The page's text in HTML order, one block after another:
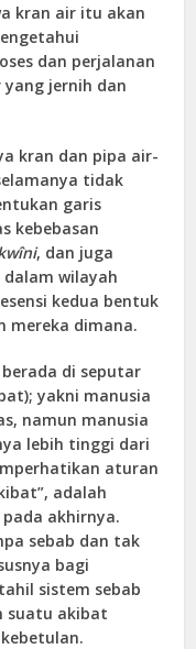
kran air itu akan
dan perjalanan
jernih dan
kran dan pipa air-
tidak
garis
kebebasan
, dan juga
wilayah
kedua bentuk
mereka dimana.
di seputar
yakni manusia
namun manusia
lebih tinggi dari
aturan
adalah
akhirnya.
sebab dan tak
bagi
sistem sebab
suatu akibat